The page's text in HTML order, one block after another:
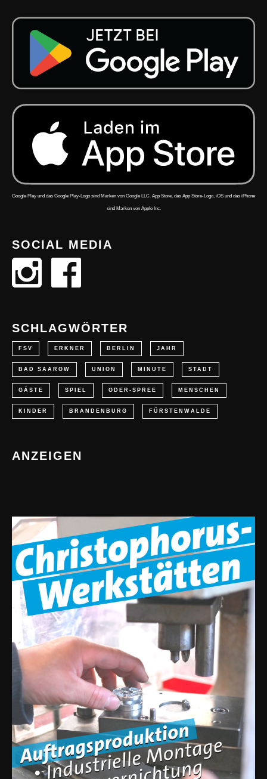
Google Play und das Google Play-Logo sind Marken von Google LLC. App Store, das App Store-Logo, iOS und das iPhone
sind Marken von Apple Inc.
SOCIAL MEDIA
SCHLAGWÖRTER
FSV ERKNER BERLIN JAHR
BAD SAAROW UNION MINUTE STADT
GÄSTE SPIEL ODER-SPREE MENSCHEN
KINDER BRANDENBURG FÜRSTENWALDE
ANZEIGEN